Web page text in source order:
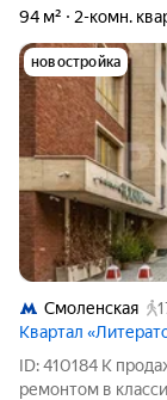
94 м² 2-комн.
новостройка
Смоленская
Квартал
ID: 410184 К
ремонтом в